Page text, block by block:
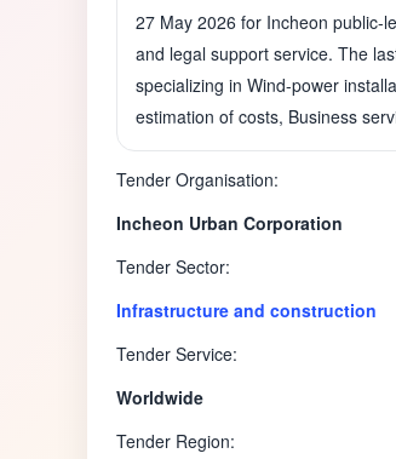
27 May 2026 for Incheon public-
and legal support service. The
specializing in Wind-power
estimation of costs, Business
Tender Organisation:
Incheon Urban Corporation
Tender Sector:
Infrastructure and construction
Tender Service:
Worldwide
Tender Region: